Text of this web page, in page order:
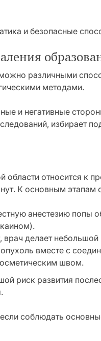
различными
методами.
и негативные
избирает
области относится к
К основным этапам
анестезию попы
врач делает
вместе с
швом.
риск развития
соблюдать